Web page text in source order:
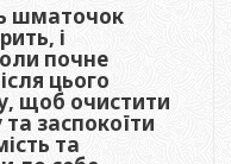
шматочок
і
почне
цього
щоб очистити
та заспокоїти
та